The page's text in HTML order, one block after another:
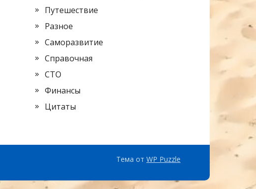
Путешествие
Разное
Саморазвитие
Справочная
СТО
Финансы
Цитаты
Тема от WP Puzzle